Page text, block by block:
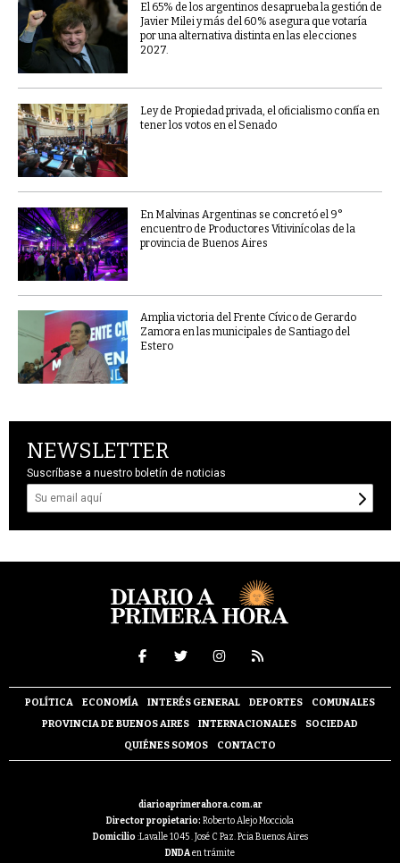
El 65% de los argentinos desaprueba la gestión de
Javier Milei y más del 60% asegura que votaría
por una alternativa distinta en las elecciones
2027.
Ley de Propiedad privada, el oficialismo confía en
tener los votos en el Senado
En Malvinas Argentinas se concretó el 9°
encuentro de Productores Vitivinícolas de la
provincia de Buenos Aires
Amplia victoria del Frente Cívico de Gerardo
Zamora en las municipales de Santiago del
Estero
NEWSLETTER
Suscríbase a nuestro boletín de noticias
POLÍTICA ECONOMÍA INTERÉS GENERAL DEPORTES
COMUNALES
PROVINCIA DE BUENOS AIRES
INTERNACIONALES
SOCIEDAD
QUIÉNES SOMOS
CONTACTO
diarioaprimerahora.com.ar
Director propietario: Roberto Alejo Mocciola
Domicilio :Lavalle 1045 . José C Paz. Pcia Buenos Aires
DNDAen trámite